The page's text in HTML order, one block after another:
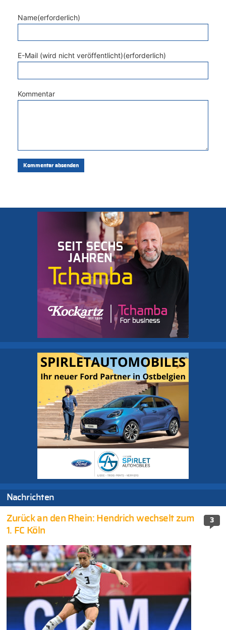
Name(erforderlich)
E-Mail (wird nicht veröffentlicht)(erforderlich)
Kommentar
Nachrichten
3
Zurück an den Rhein: Hendrich wechselt zum
1. FC Köln